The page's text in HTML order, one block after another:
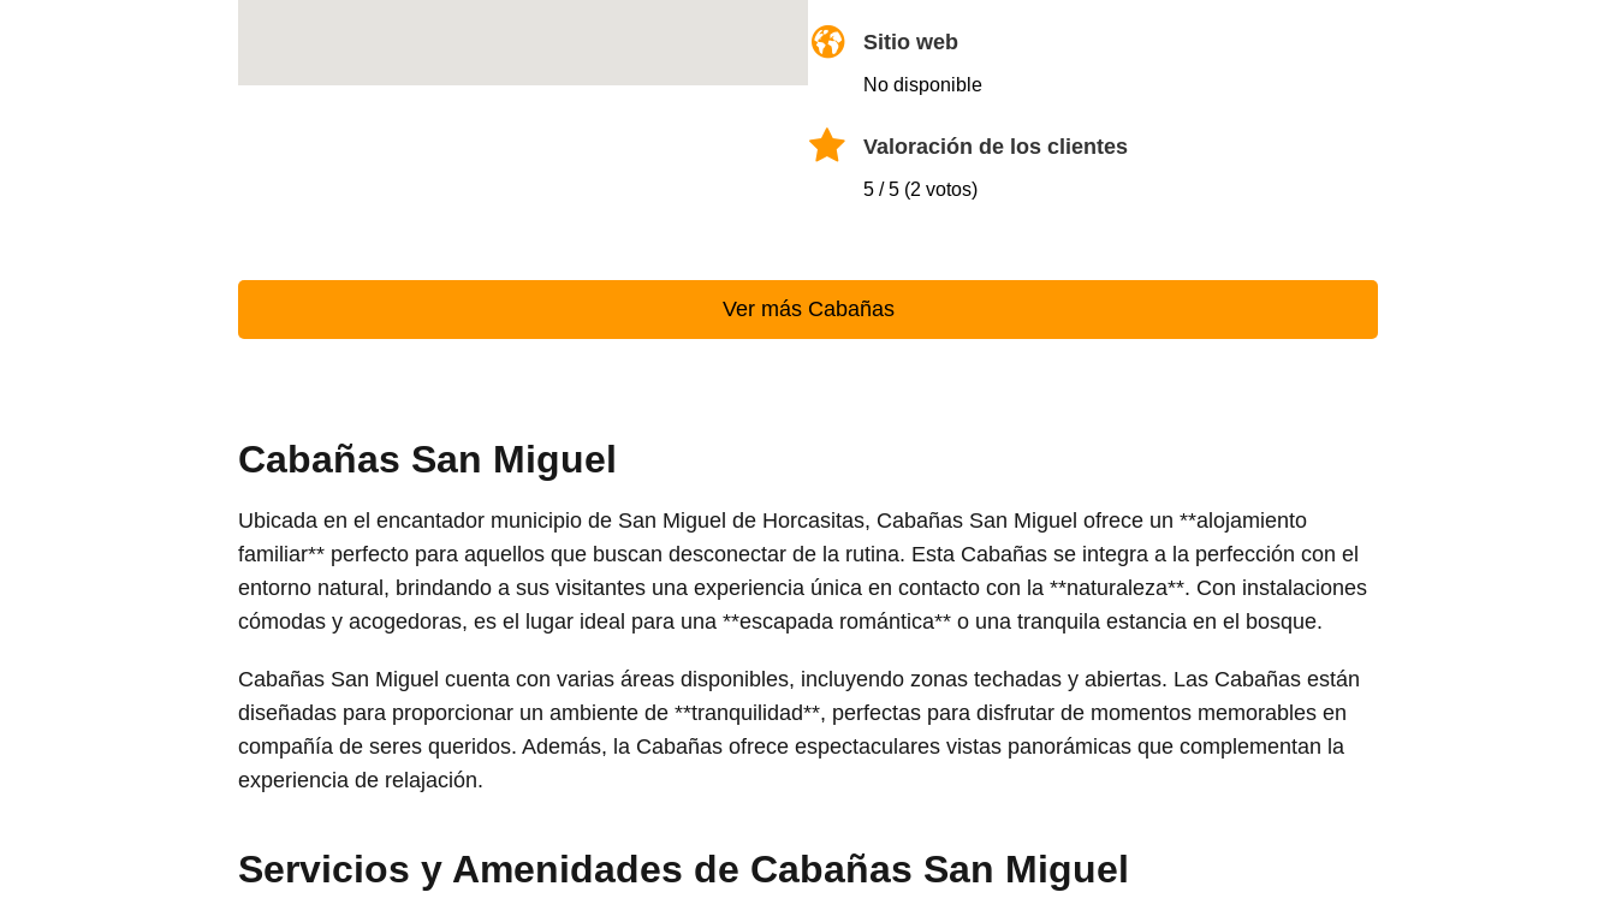
Sitio web
No disponible
Valoración de los clientes
5 / 5 (2 votos)
Ver más Cabañas
Cabañas San Miguel
Ubicada en el encantador municipio de San Miguel de Horcasitas, Cabañas San Miguel ofrece un **alojamiento
familiar** perfecto para aquellos que buscan desconectar de la rutina. Esta Cabañas se integra a la perfección con el
entorno natural, brindando a sus visitantes una experiencia única en contacto con la **naturaleza**. Con instalaciones
cómodas y acogedoras, es el lugar ideal para una **escapada romántica** o una tranquila estancia en el bosque.
Cabañas San Miguel cuenta con varias áreas disponibles, incluyendo zonas techadas y abiertas. Las Cabañas están
diseñadas para proporcionar un ambiente de **tranquilidad**, perfectas para disfrutar de momentos memorables en
compañía de seres queridos. Además, la Cabañas ofrece espectaculares vistas panorámicas que complementan la
experiencia de relajación.
Servicios y Amenidades de Cabañas San Miguel